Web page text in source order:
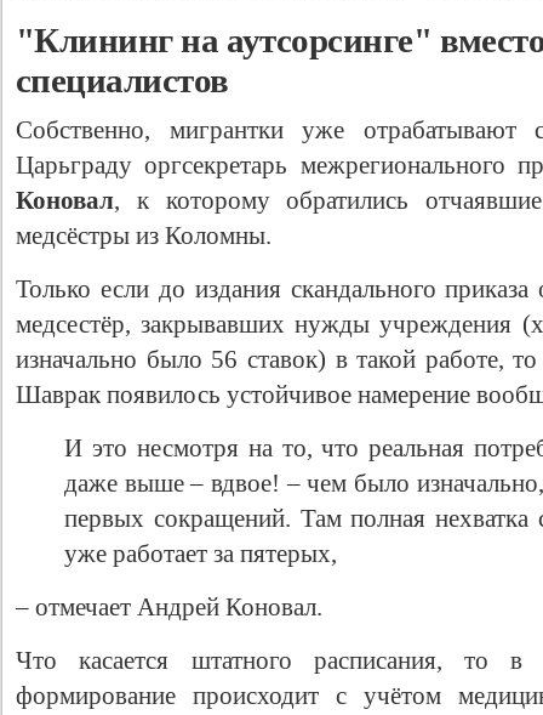
"Клининг на аутсорсинге"
специалистов
Собственно, мигрантки уже отрабатывают
Царьграду оргсекретарь межрегионального
Коновал, к которому обратились
медсёстры из Коломны.
Только если до издания скандального
медсестёр, закрывавших нужды учреждения
изначально было 56 ставок) в такой работе,
Шаврак появилось устойчивое намерение
И это несмотря на то, что реальная
даже выше – вдвое! – чем было
первых сокращений. Там полная нехватка
уже работает за пятерых,
– отмечает Андрей Коновал.
Что касается штатного расписания, то в
формирование происходит с учётом